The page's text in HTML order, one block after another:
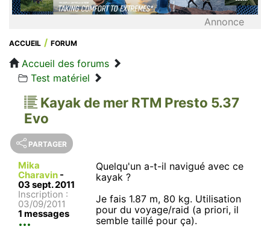
Annonce
ACCUEIL FORUM
Accueil des forums
Test matériel
Kayak de mer RTM Presto 5.37
Evo
PARTAGER
Mika
Charavin -
03 sept. 2011
Inscription :
03/09/2011
1 messages
Quelqu'un a-t-il navigué avec ce
kayak ?
Je fais 1.87 m, 80 kg. Utilisation
pour du voyage/raid (a priori, il
semble taillé pour ça).